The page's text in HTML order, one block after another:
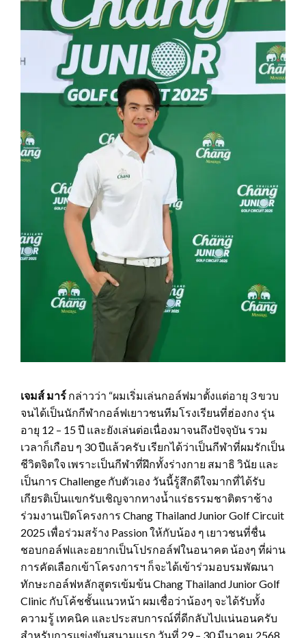
เจมส์ มาร์ กล่าวว่า “ผมเริ่มเล่นกอล์ฟมาตั้งแต่อายุ 3 ขวบ
จนได้เป็นนักกีฬากอล์ฟเยาวชนทีมโรงเรียนที่ฮ่องกง รุ่น
อายุ 12 – 15 ปี และยังเล่นต่อเนื่องมาจนถึงปัจจุบัน รวม
เวลาก็เกือบ ๆ 30 ปีแล้วครับ เรียกได้ว่าเป็นกีฬาที่ผมรักเป็น
ชีวิตจิตใจ เพราะเป็นกีฬาที่ฝึกทั้งร่างกาย สมาธิ วินัย และ
เป็นการ Challenge กับตัวเอง วันนี้รู้สึกดีใจมากที่ได้รับ
เกียรติเป็นแขกรับเชิญจากทางน้ำแร่ธรรมชาติตราช้าง
ร่วมงานเปิดโครงการ Chang Thailand Junior Golf Circuit
2025 เพื่อร่วมสร้าง Passion ให้กับน้อง ๆ เยาวชนที่ชื่น
ชอบกอล์ฟและอยากเป็นโปรกอล์ฟในอนาคต น้องๆ ที่ผ่าน
การคัดเลือกเข้าโครงการฯ ก็จะได้เข้าร่วมอบรมพัฒนา
ทักษะกอล์ฟหลักสูตรเข้มข้น Chang Thailand Junior Golf
Clinic กับโค้ชชั้นแนวหน้า ผมเชื่อว่าน้องๆ จะได้รับทั้ง
ความรู้ เทคนิค และประสบการณ์ที่ดีกลับไปแน่นอนครับ
สำหรับการแข่งขันสนามแรก วันที่ 29 – 30 มีนาคม 2568